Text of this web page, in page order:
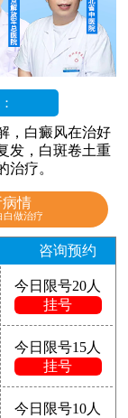
，白癜风在治好
发，白斑卷土重
治疗。
病情
白做治疗
咨询预约
今日限号20人
挂号
今日限号15人
挂号
今日限号10人